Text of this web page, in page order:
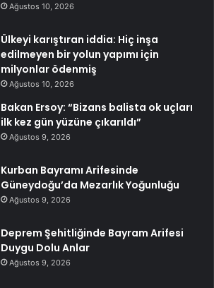
Ağustos 10, 2026
Ülkeyi karıştıran iddia: Hiç inşa
edilmeyen bir yolun yapımı için
milyonlar ödenmiş
Ağustos 10, 2026
Bakan Ersoy: “Bizans balista ok uçları
ilk kez gün yüzüne çıkarıldı”
Ağustos 9, 2026
Kurban Bayramı Arifesinde
Güneydoğu’da Mezarlık Yoğunluğu
Ağustos 9, 2026
Deprem Şehitliğinde Bayram Arifesi
Duygu Dolu Anlar
Ağustos 9, 2026